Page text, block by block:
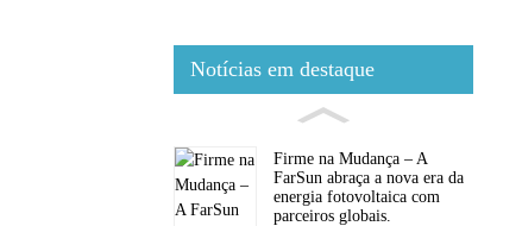
Notícias em destaque
Firme na Mudança – A
FarSun abraça a nova era da
energia fotovoltaica com
parceiros globais.